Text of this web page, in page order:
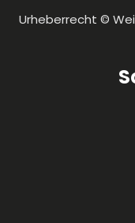
Urheberrecht ©